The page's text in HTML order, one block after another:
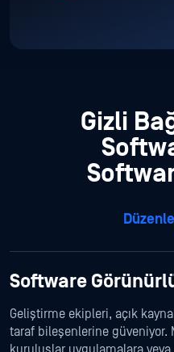
Gizli
Software
Geliştirme ekipleri, açık
taraf bileşenlerine güveniyor.